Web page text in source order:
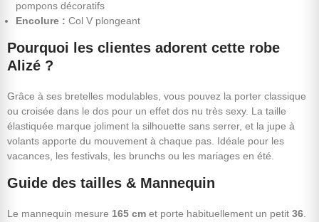
pompons décoratifs
Encolure : Col V plongeant
Pourquoi les clientes adorent cette robe
Alizé ?
Grâce à ses bretelles modulables, vous pouvez la porter classique
ou croisée dans le dos pour un effet dos nu très sexy. La taille
élastiquée marque joliment la silhouette sans serrer, et la jupe à
volants apporte du mouvement à chaque pas. Idéale pour les
vacances, les festivals, les brunchs ou les mariages en été.
Guide des tailles & Mannequin
Le mannequin mesure 165 cm et porte habituellement un petit 36